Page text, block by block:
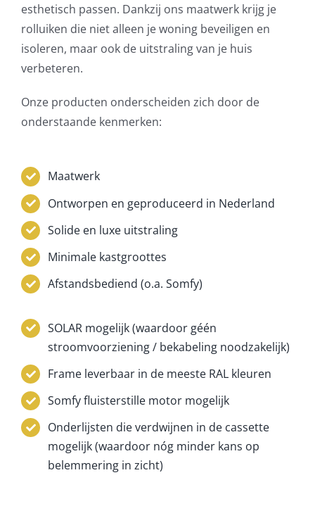
esthetisch passen. Dankzij ons maatwerk krijg je
rolluiken die niet alleen je woning beveiligen en
isoleren, maar ook de uitstraling van je huis
verbeteren.
Onze producten onderscheiden zich door de
onderstaande kenmerken:
Maatwerk
Ontworpen en geproduceerd in Nederland
Solide en luxe uitstraling
Minimale kastgroottes
Afstandsbediend (o.a. Somfy)
SOLAR mogelijk (waardoor géén
stroomvoorziening / bekabeling noodzakelijk)
Frame leverbaar in de meeste RAL kleuren
Somfy fluisterstille motor mogelijk
Onderlijsten die verdwijnen in de cassette
mogelijk (waardoor nóg minder kans op
belemmering in zicht)